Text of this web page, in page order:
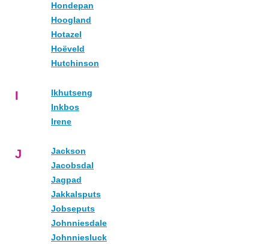
Hondepan
Hoogland
Hotazel
Hoëveld
Hutchinson
I
Ikhutseng
Inkbos
Irene
J
Jackson
Jacobsdal
Jagpad
Jakkalsputs
Jobseputs
Johnniesdale
Johnniesluck